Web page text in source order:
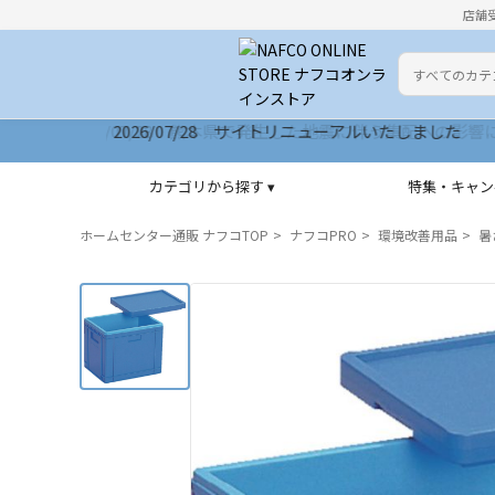
店舗
カテゴリ
検索キーワー
2026/07/28 サイトリニューアルいたしました
カテゴリから探す ▾ 特集・キャ
ホームセンター通販 ナフコTOP ナフコPRO 環境改善用品